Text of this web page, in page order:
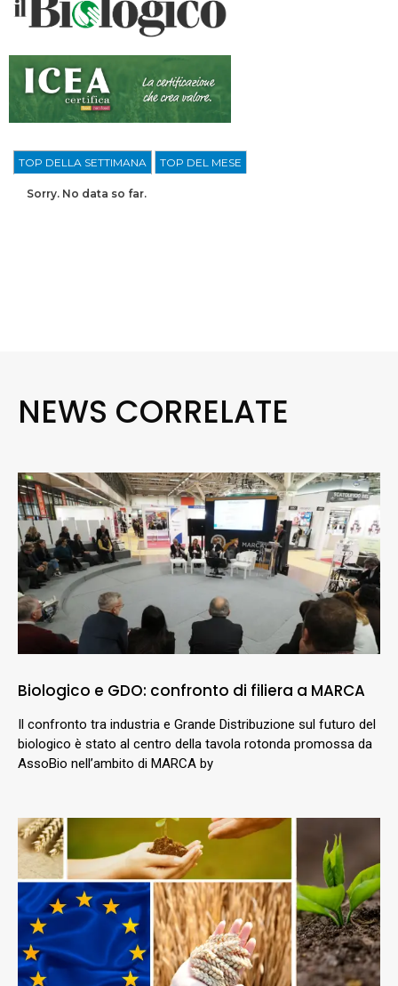
TOP DELLA SETTIMANA TOP DEL MESE
Sorry. No data so far.
NEWS CORRELATE
Biologico e GDO: confronto di filiera a MARCA
Il confronto tra industria e Grande Distribuzione sul futuro del
biologico è stato al centro della tavola rotonda promossa da
AssoBio nell’ambito di MARCA by